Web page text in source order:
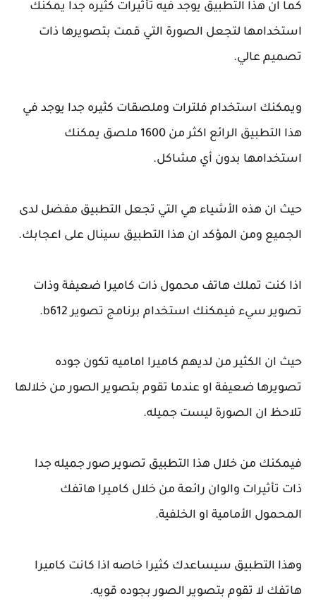
كما ان هذا التطبيق يوجد فيه تأثيرات كثيره جدا يمكنك
استخدامها لتجعل الصورة التي قمت بتصويرها ذات
تصميم عالي.
ويمكنك استخدام فلترات وملصقات كثيره جدا يوجد في
هذا التطبيق الرائع اكثر من 1600 ملصق يمكنك
استخدامها بدون أي مشاكل.
حيث ان هذه الأشياء هي التي تجعل التطبيق مفضل لدى
الجميع ومن المؤكد ان هذا التطبيق سينال على اعجابك.
اذا كنت تملك هاتف محمول ذات كاميرا ضعيفة وذات
تصوير سيء فيمكنك استخدام برنامج تصوير b612.
حيث ان الكثير من لديهم كاميرا اماميه تكون جوده
تصويرها ضعيفة او عندما تقوم بتصوير الصور من خلالها
تلاحظ ان الصورة ليست جميله.
فيمكنك من خلال هذا التطبيق تصوير صور جميله جدا
ذات تأثيرات والوان رائعة من خلال كاميرا هاتفك
المحمول الأمامية او الخلفية.
وهذا التطبيق سيساعدك كثيرا خاصه اذا كانت كاميرا
هاتفك لا تقوم بتصوير الصور بجوده قويه.